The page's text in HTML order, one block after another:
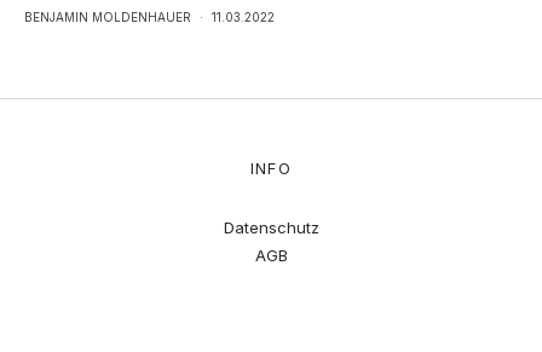
BENJAMIN MOLDENHAUER · 11.03.2022
INFO
Datenschutz
AGB